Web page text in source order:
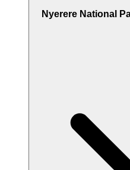
Nyerere National